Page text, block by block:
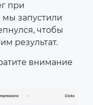
при
запустили
чтобы
результат.
внимание